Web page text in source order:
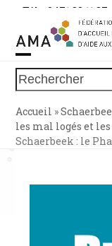
Skip
content
Tél. : 0471 38 11 37
Rechercher
Open
mobile
menu
Close
mobile
menu
Accueil »
les mal logés et
Schaerbeek : le